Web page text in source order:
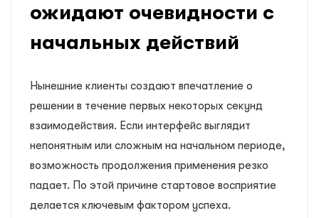
ожидают очевидности с
начальных действий
Нынешние клиенты создают впечатление о
решении в течение первых некоторых секунд
взаимодействия. Если интерфейс выглядит
непонятным или сложным на начальном периоде,
возможность продолжения применения резко
падает. По этой причине стартовое восприятие
делается ключевым фактором успеха.